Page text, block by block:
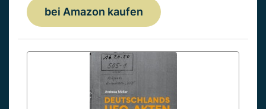
bei Amazon kaufen